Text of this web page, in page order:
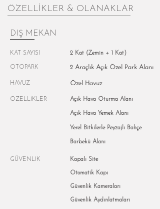
ÖZELLİKLER & OLANAKLAR
DIŞ MEKAN
KAT SAYISI
OTOPARK
2 Kat (Zemin + 1 Kat)
2 Araçlık Açık Özel Park Alanı
HAVUZ Özel Havuz
ÖZELLİKLER Açık Hava Oturma Alanı
Açık Hava Yemek Alanı
Yerel Bitkilerle Peyzajlı Bahçe
Barbekü Alanı
GÜVENLİK Kapalı Site
Otomatik Kapı
Güvenlik Kameraları
Güvenlik Aydınlatmaları